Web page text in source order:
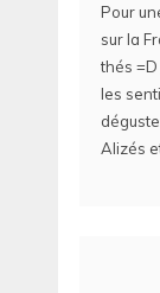
Pour
sur la
thés =D
les
Alizés